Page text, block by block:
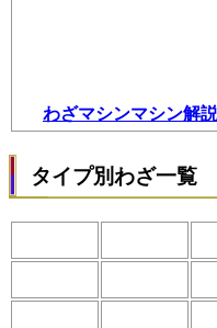
わざマシンマシン解説
タイプ別わざ一覧